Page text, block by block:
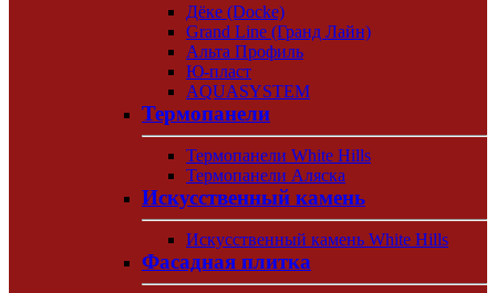
Дёке (Docke)
Grand Line (Гранд Лайн)
Альта Профиль
Ю-пласт
AQUASYSTEM
Термопанели
Термопанели White Hills
Термопанели Аляска
Искусственный камень
Искусственный камень White Hills
Фасадная плитка